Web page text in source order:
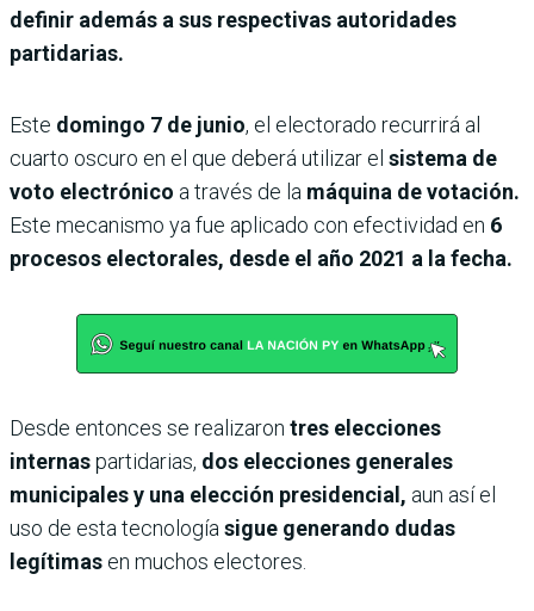
definir además a sus respectivas autoridades
partidarias.
Este domingo 7 de junio, el electorado recurrirá al
cuarto oscuro en el que deberá utilizar el sistema de
voto electrónico a través de la máquina de votación.
Este mecanismo ya fue aplicado con efectividad en 6
procesos electorales, desde el año 2021 a la fecha.
Desde entonces se realizaron tres elecciones
internaspartidarias, dos elecciones generales
municipales y una elección presidencial, aun así el
uso de esta tecnología sigue generando dudas
legítimas en muchos electores.